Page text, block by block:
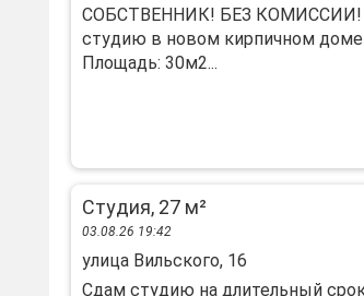
СОБСТВЕННИК! БЕЗ КОМИССИИ!
студию в новом кирпичном доме
Площадь: 30м2...
Студия, 27 м²
03.08.26 19:42
улица Вильского, 16
Сдам студию на длительный